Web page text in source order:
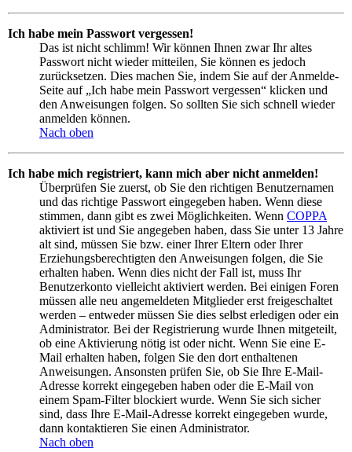
Ich habe mein Passwort vergessen!
Das ist nicht schlimm! Wir können Ihnen zwar Ihr altes
Passwort nicht wieder mitteilen, Sie können es jedoch
zurücksetzen. Dies machen Sie, indem Sie auf der Anmelde-
Seite auf „Ich habe mein Passwort vergessen“ klicken und
den Anweisungen folgen. So sollten Sie sich schnell wieder
anmelden können.
Nach oben
Ich habe mich registriert, kann mich aber nicht anmelden!
Überprüfen Sie zuerst, ob Sie den richtigen Benutzernamen
und das richtige Passwort eingegeben haben. Wenn diese
stimmen, dann gibt es zwei Möglichkeiten. Wenn COPPA
aktiviert ist und Sie angegeben haben, dass Sie unter 13 Jahre
alt sind, müssen Sie bzw. einer Ihrer Eltern oder Ihrer
Erziehungsberechtigten den Anweisungen folgen, die Sie
erhalten haben. Wenn dies nicht der Fall ist, muss Ihr
Benutzerkonto vielleicht aktiviert werden. Bei einigen Foren
müssen alle neu angemeldeten Mitglieder erst freigeschaltet
werden – entweder müssen Sie dies selbst erledigen oder ein
Administrator. Bei der Registrierung wurde Ihnen mitgeteilt,
ob eine Aktivierung nötig ist oder nicht. Wenn Sie eine E-
Mail erhalten haben, folgen Sie den dort enthaltenen
Anweisungen. Ansonsten prüfen Sie, ob Sie Ihre E-Mail-
Adresse korrekt eingegeben haben oder die E-Mail von
einem Spam-Filter blockiert wurde. Wenn Sie sich sicher
sind, dass Ihre E-Mail-Adresse korrekt eingegeben wurde,
dann kontaktieren Sie einen Administrator.
Nach oben